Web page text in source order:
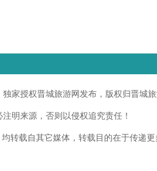
授权晋城旅游网发布，版权归晋城
明来源，否则以侵权追究责任！
载自其它媒体，转载目的在于传递更